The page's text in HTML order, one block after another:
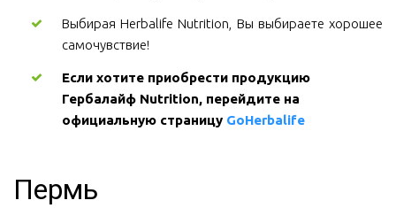
Выбирая Herbalife Nutrition, Вы выбираете хорошее
самочувствие!
Если хотите приобрести продукцию
Гербалайф Nutrition, перейдите на
официальную страницу GoHerbalife
Пермь